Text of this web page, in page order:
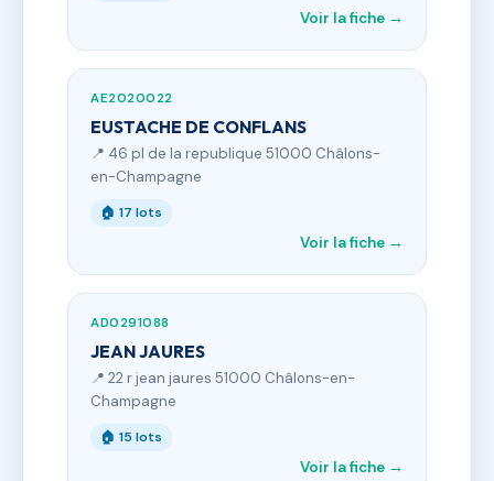
Voir la fiche →
AE2020022
EUSTACHE DE CONFLANS
📍 46 pl de la republique 51000 Châlons-
en-Champagne
🏠 17 lots
Voir la fiche →
AD0291088
JEAN JAURES
📍 22 r jean jaures 51000 Châlons-en-
Champagne
🏠 15 lots
Voir la fiche →